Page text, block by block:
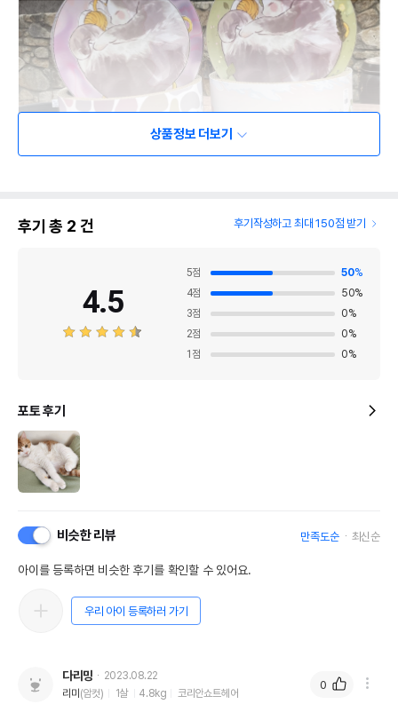
상품정보 더보기
후기 총 2 건 후기작성하고 최대 150점 받기
4.5
5점 50%
4점 50%
3점 0%
2점 0%
1 점 0%
포토 후기
비슷한 리뷰 만족도순 최신순
아이를 등록하면 비슷한 후기를 확인할 수 있어요.
우리 아이 등록하러 가기
다리밍
2023.08.22
리미 (암컷) 1살 4.8kg 코리안쇼트헤어
0